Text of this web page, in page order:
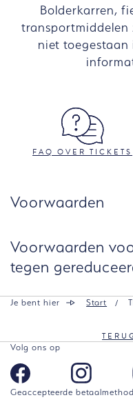
Bolderkarren,
transportmiddelen
niet
FAQ OVER TICKETS
Voorwaarden
Voorwaarden
tegen
Je bent hier Start
Volg ons op
Geaccepteerde